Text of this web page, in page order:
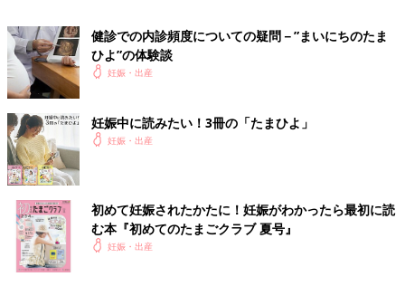
画像中央の+と+の間が赤ちゃんで、上の丸い頭のようなものが
健診での内診頻度についての疑問－”まいにちのたま
ひよ”の体験談
妊娠・出産
妊娠中に読みたい！3冊の「たまひよ」
妊娠・出産
初めて妊娠されたかたに！妊娠がわかったら最初に読
む本『初めてのたまごクラブ 夏号』
妊娠・出産